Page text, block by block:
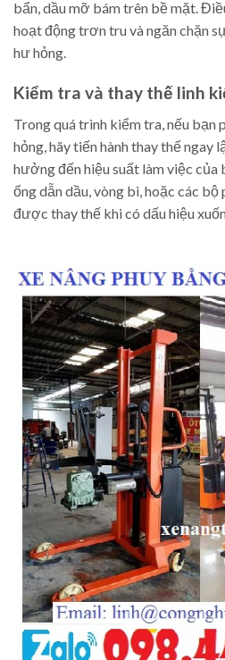
bẩn, dầu mỡ bám trên bề mặt.
hoạt động trơn tru và ngăn chặn
hư hỏng.
Kiểm tra và thay thế linh
Trong quá trình kiểm tra, nếu bạn
hỏng, hãy tiến hành thay thế ngay
hưởng đến hiệu suất làm việc của
ống dẫn dầu, vòng bi, hoặc các
được thay thế khi có dấu hiệu